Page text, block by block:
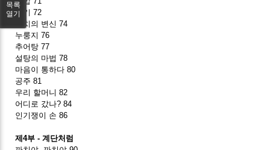
감기 72
김치의 변신 74
누룽지 76
추어탕 77
설탕의 마법 78
마음이 통하다 80
공주 81
우리 할머니 82
어디로 갔나? 84
인기쟁이 손 86
제4부 - 계단처럼
목록
열기